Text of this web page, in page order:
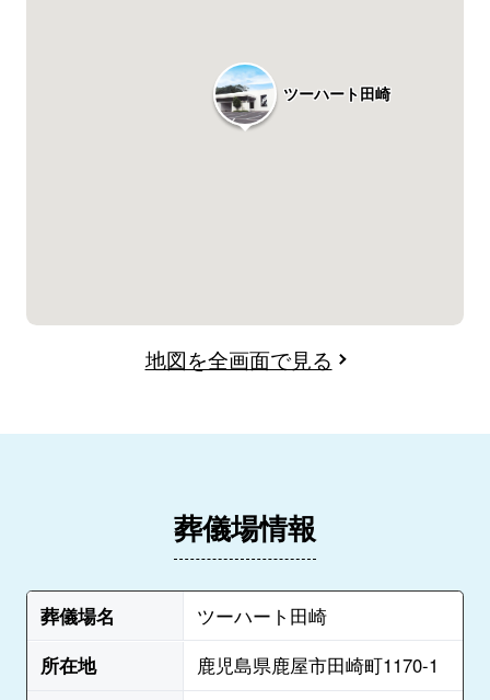
ツーハート田崎
地図を全画面で見る
葬儀場情報
葬儀場名
ツーハート田崎
所在地
鹿児島県鹿屋市田崎町1170-1